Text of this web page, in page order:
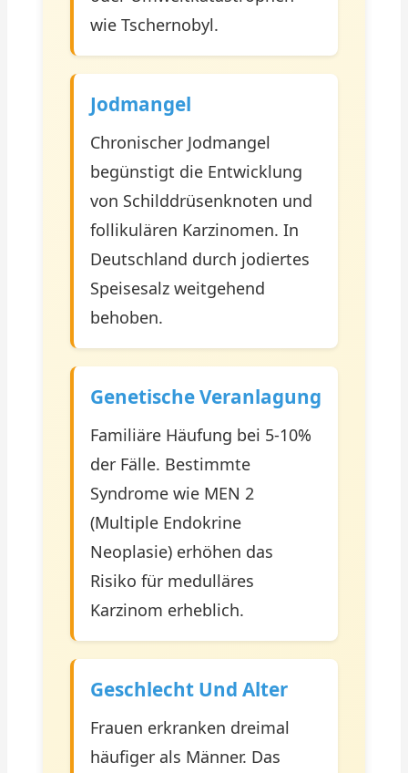
wie Tschernobyl.
Jodmangel
Chronischer Jodmangel
begünstigt die Entwicklung
von Schilddrüsenknoten und
follikulären Karzinomen. In
Deutschland durch jodiertes
Speisesalz weitgehend
behoben.
Genetische Veranlagung
Familiäre Häufung bei 5-10%
der Fälle. Bestimmte
Syndrome wie MEN 2
(Multiple Endokrine
Neoplasie) erhöhen das
Risiko für medulläres
Karzinom erheblich.
Geschlecht Und Alter
Frauen erkranken dreimal
häufiger als Männer. Das